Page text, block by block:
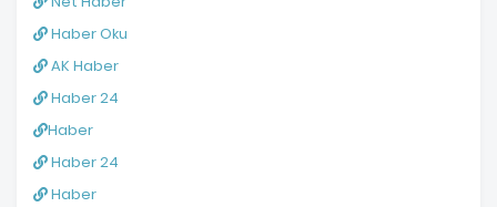
Haber Oku
AK Haber
Haber 24
Haber
Haber 24
Haber